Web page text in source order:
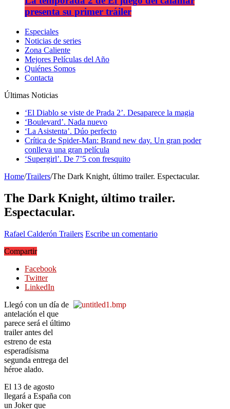
presenta su primer tráiler
Especiales
Noticias de series
Zona Caliente
Mejores Películas del Año
Quiénes Somos
Contacta
Últimas Noticias
‘El Diablo se viste de Prada 2’. Desaparece la magia
‘Boulevard’. Nada nuevo
‘La Asistenta’. Dúo perfecto
Crítica de Spider-Man: Brand new day. Un gran poder
conlleva una gran película
‘Supergirl’. De 7’5 con fresquito
Home/Trailers/The Dark Knight, último trailer. Espectacular.
The Dark Knight, último trailer.
Espectacular.
Rafael Calderón Trailers Escribe un comentario
Compartir
Facebook
Twitter
LinkedIn
Llegó con un día de
antelación el que
parece será el último
trailer antes del
estreno de esta
esperadísisma
segunda entrega del
héroe alado.
El 13 de agosto
llegará a España con
un Joker que